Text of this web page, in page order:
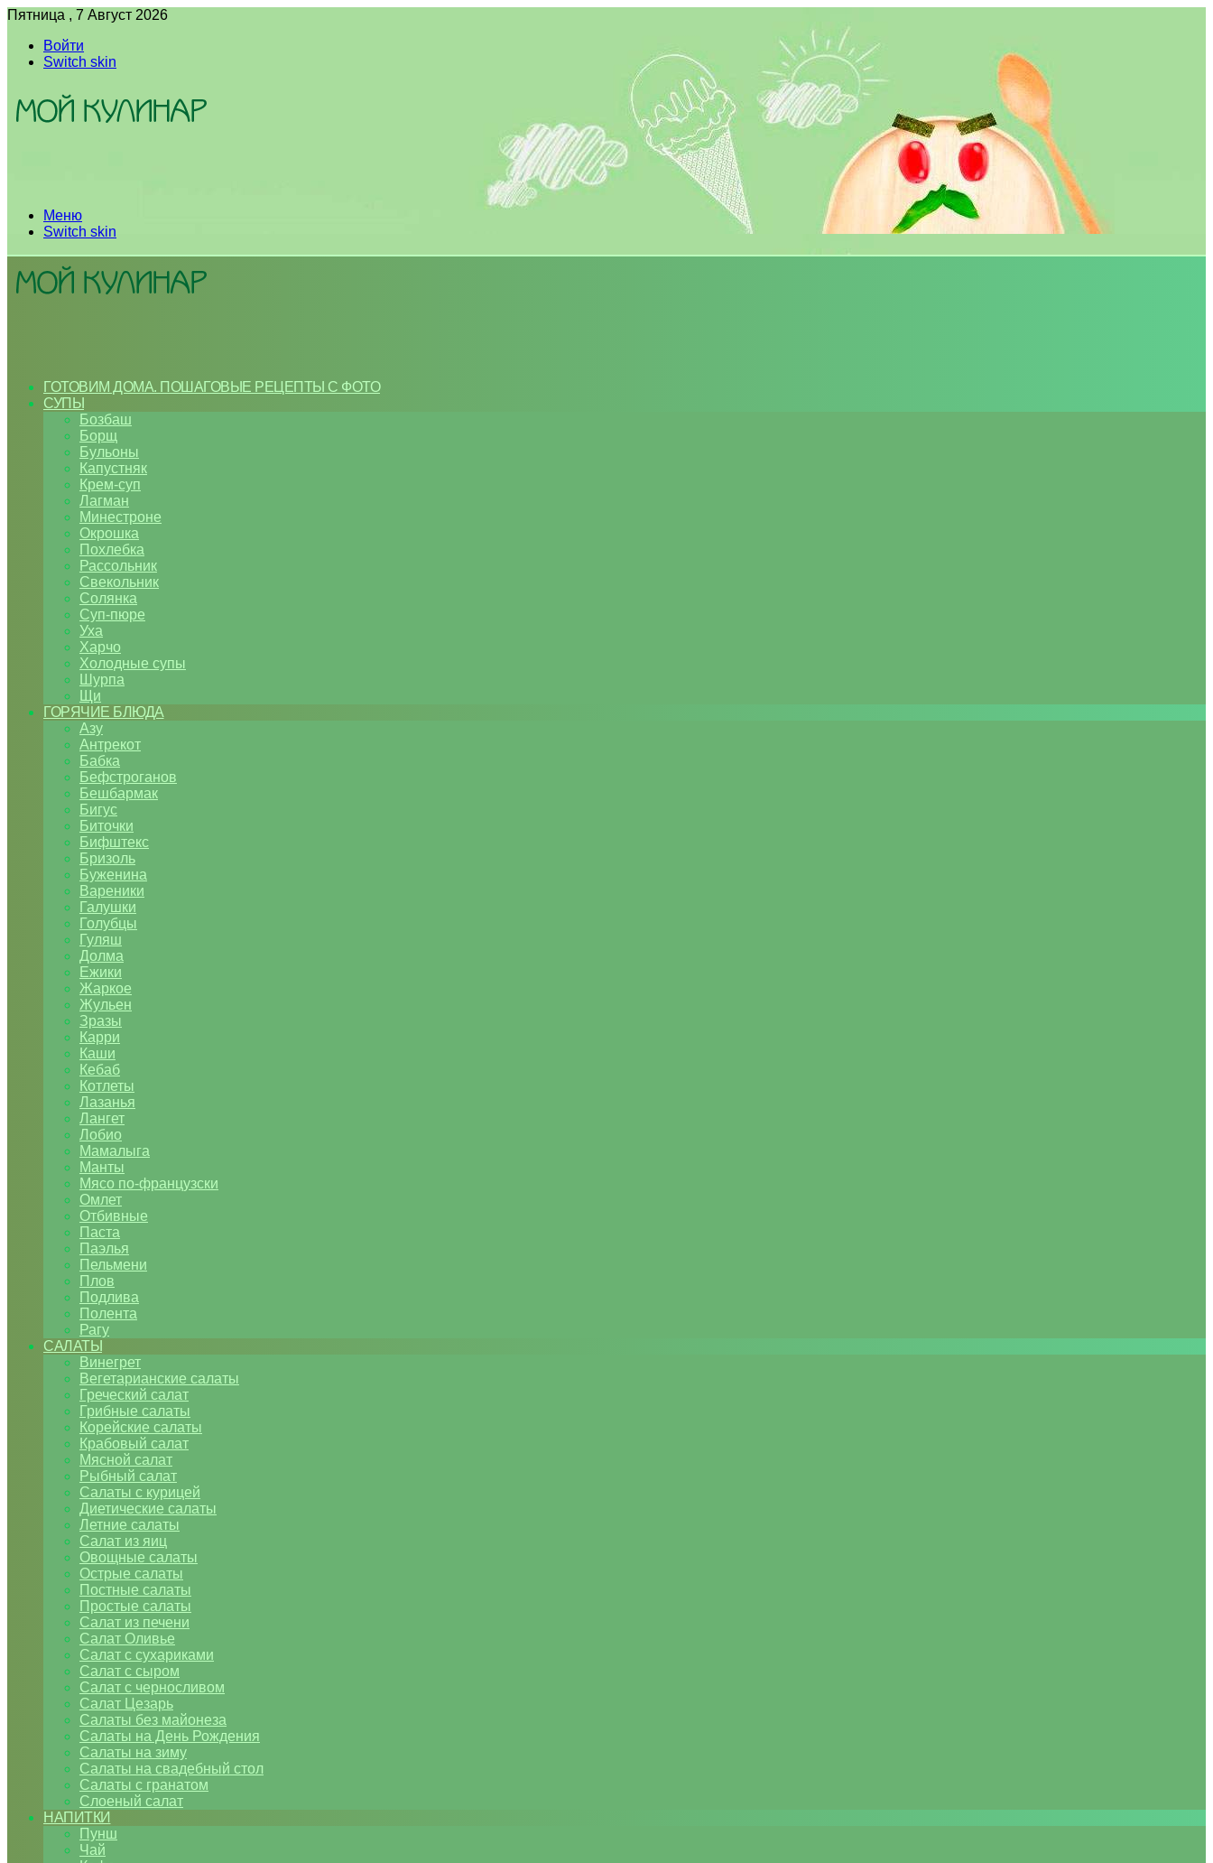
Пятница , 7 Август 2026
Войти
Switch skin
Меню
Switch skin
ГОТОВИМ ДОМА. ПОШАГОВЫЕ РЕЦЕПТЫ С ФОТО
СУПЫ
Бозбаш
Борщ
Бульоны
Капустняк
Крем-суп
Лагман
Минестроне
Окрошка
Похлебка
Рассольник
Свекольник
Солянка
Суп-пюре
Уха
Харчо
Холодные супы
Шурпа
Щи
ГОРЯЧИЕ БЛЮДА
Азу
Антрекот
Бабка
Бефстроганов
Бешбармак
Бигус
Биточки
Бифштекс
Бризоль
Буженина
Вареники
Галушки
Голубцы
Гуляш
Долма
Ежики
Жаркое
Жульен
Зразы
Карри
Каши
Кебаб
Котлеты
Лазанья
Лангет
Лобио
Мамалыга
Манты
Мясо по-французски
Омлет
Отбивные
Паста
Паэлья
Пельмени
Плов
Подлива
Полента
Рагу
САЛАТЫ
Винегрет
Вегетарианские салаты
Греческий салат
Грибные салаты
Корейские салаты
Крабовый салат
Мясной салат
Рыбный салат
Салаты с курицей
Диетические салаты
Летние салаты
Салат из яиц
Овощные салаты
Острые салаты
Постные салаты
Простые салаты
Салат из печени
Салат Оливье
Салат с сухариками
Салат с сыром
Салат с черносливом
Салат Цезарь
Салаты без майонеза
Салаты на День Рождения
Салаты на зиму
Салаты на свадебный стол
Салаты с гранатом
Слоеный салат
НАПИТКИ
Пунш
Чай